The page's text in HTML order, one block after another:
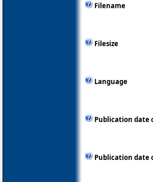
Filename
Filesize
Language
Publication date
Publication date